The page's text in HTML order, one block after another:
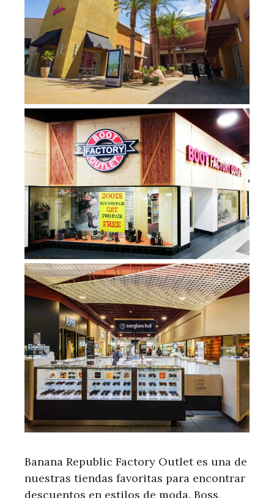
Banana Republic Factory Outlet es una de
nuestras tiendas favoritas para encontrar
descuentos en estilos de moda. Boss,